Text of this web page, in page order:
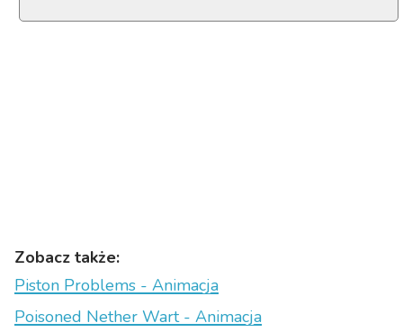
Zobacz także:
Piston Problems - Animacja
Poisoned Nether Wart - Animacja